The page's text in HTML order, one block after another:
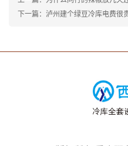
下一篇：泸州建个绿豆冷库电费很